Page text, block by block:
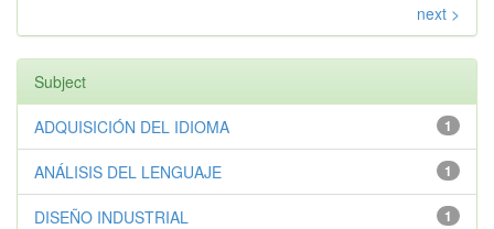
next >
Subject
1
ADQUISICIÓN DEL IDIOMA
1
ANÁLISIS DEL LENGUAJE
1
DISEÑO INDUSTRIAL